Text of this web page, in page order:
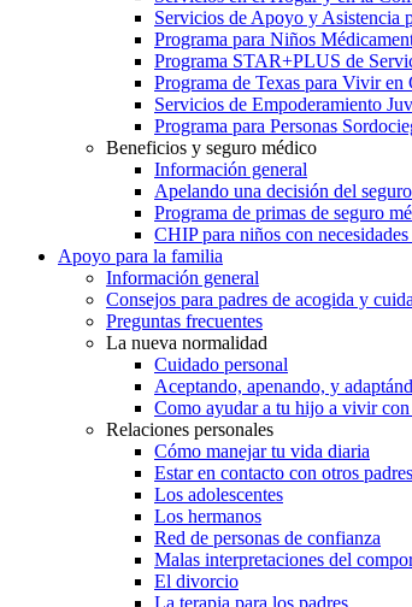
Servicios de Apoyo y
Programa para Niños
Programa STAR+PLUS de
Programa de Texas para Vivir
Servicios de Empoderamiento
Programa para Personas
Beneficios y seguro médico
Información general
Apelando una decisión del
Programa de primas de seguro
CHIP para niños con
Apoyo para la familia
Información general
Consejos para padres de acogida y
Preguntas frecuentes
La nueva normalidad
Cuidado personal
Aceptando, apenando, y
Como ayudar a tu hijo a vivir
Relaciones personales
Cómo manejar tu vida diaria
Estar en contacto con otros
Los adolescentes
Los hermanos
Red de personas de confianza
Malas interpretaciones del
El divorcio
La terapia para los padres